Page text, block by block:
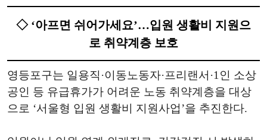
◇ ‘아프면 쉬어가세요’…입원 생활비 지원으
로 취약계층 보호
영등포구는 일용직·이동노동자·프리랜서·1인 소상
공인 등 유급휴가가 어려운 노동 취약계층을 대상
으로 ‘서울형 입원 생활비 지원사업’을 추진한다.